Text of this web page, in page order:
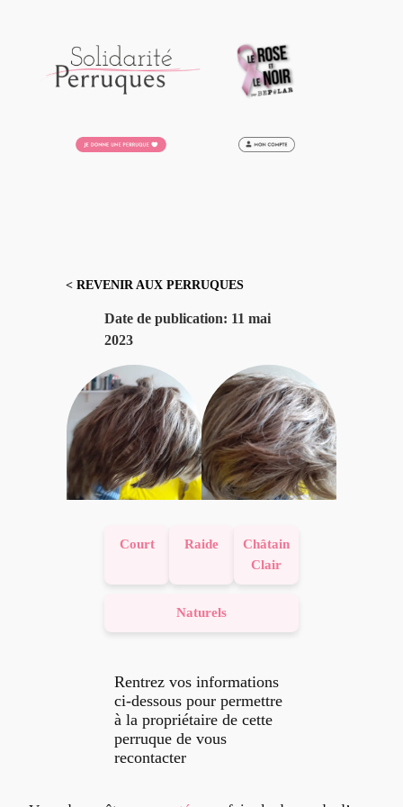
contenu
< REVENIR AUX PERRUQUES
Date de publication: 11 mai
2023
Court Raide
Châtain
Clair
Naturels
Rentrez vos informations
ci-dessous pour permettre
à la propriétaire de cette
perruque de vous
recontacter